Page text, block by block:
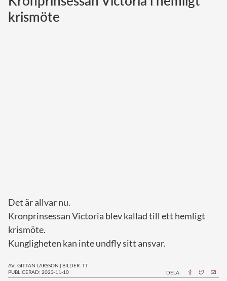
krismöte
Det är allvar nu.
Kronprinsessan Victoria blev kallad till ett hemligt
krismöte.
Kungligheten kan inte undfly sitt ansvar.
AV: GITTAN LARSSON | BILDER: TT
PUBLICERAD: 2023-11-10
DELA: